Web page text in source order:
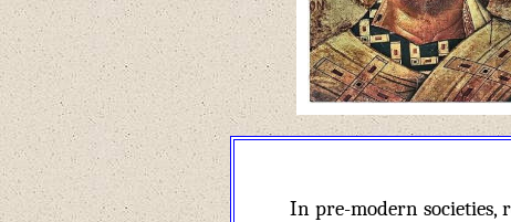
In pre-modern